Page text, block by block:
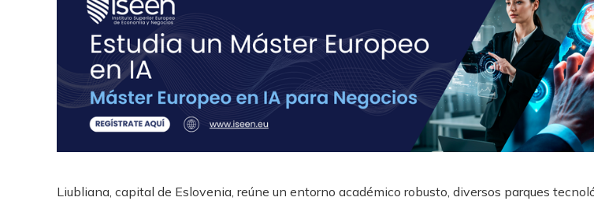
Liubliana, capital de Eslovenia, reúne un entorno académico robusto, diversos parques